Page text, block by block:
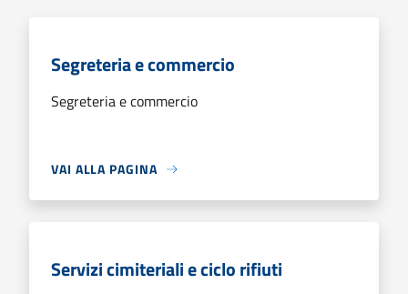
Segreteria e commercio
Segreteria e commercio
VAI ALLA PAGINA
Servizi cimiteriali e ciclo rifiuti